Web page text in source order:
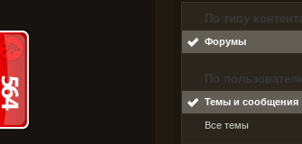
По типу
Форумы
По
Темы и сообщения
Все темы